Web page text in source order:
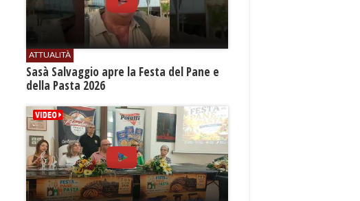
ATTUALITÀ
Sasà Salvaggio apre la Festa del Pane e
della Pasta 2026